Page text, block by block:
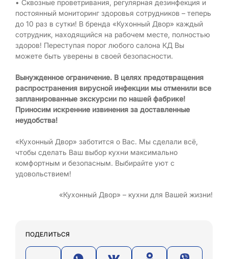
• Сквозные проветривания, регулярная дезинфекция и
постоянный мониторинг здоровья сотрудников – теперь
до 10 раз в сутки! В бренда «Кухонный Двор» каждый
сотрудник, находящийся на рабочем месте, полностью
здоров! Переступая порог любого салона КД Вы
можете быть уверены в своей безопасности.
Вынужденное ограничение. В целях предотвращения
распространения вирусной инфекции мы отменили все
запланированные экскурсии по нашей фабрике!
Приносим искренние извинения за доставленные
неудобства!
«Кухонный Двор» заботится о Вас. Мы сделали всё,
чтобы сделать Ваш выбор кухни максимально
комфортным и безопасным. Выбирайте уют с
удовольствием!
«Кухонный Двор» – кухни для Вашей жизни!
ПОДЕЛИТЬСЯ